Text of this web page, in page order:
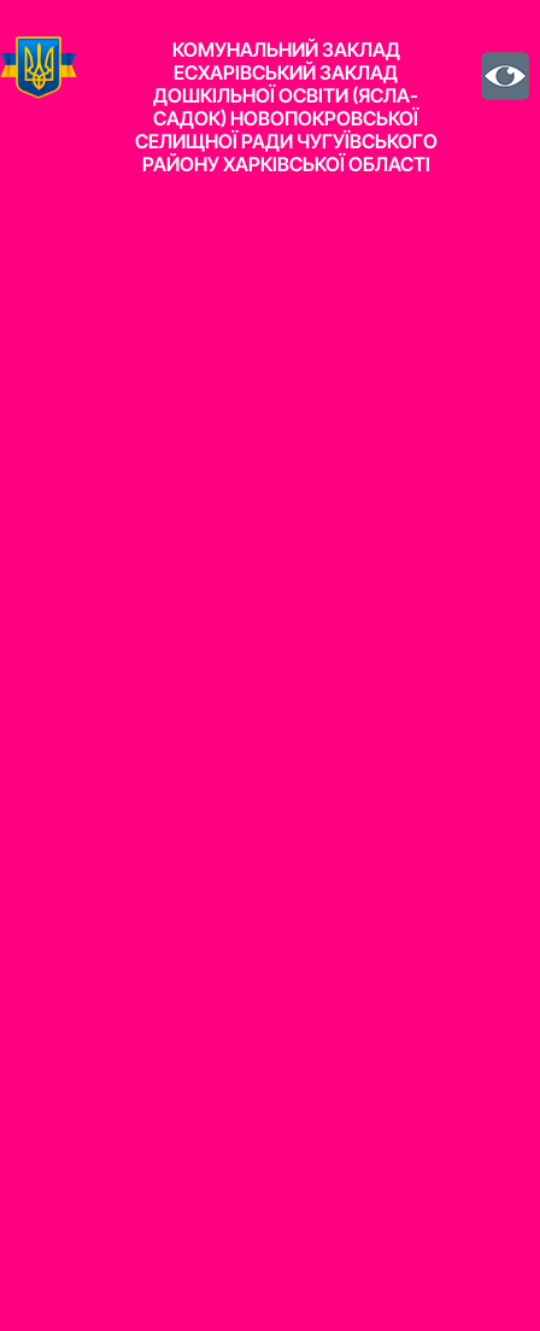
КОМУНАЛЬНИЙ ЗАКЛАД
ЕСХАРІВСЬКИЙ ЗАКЛАД
ДОШКІЛЬНОЇ ОСВІТИ (ЯСЛА-
САДОК) НОВОПОКРОВСЬКОЇ
СЕЛИЩНОЇ РАДИ ЧУГУЇВСЬКОГО
РАЙОНУ ХАРКІВСЬКОЇ ОБЛАСТІ